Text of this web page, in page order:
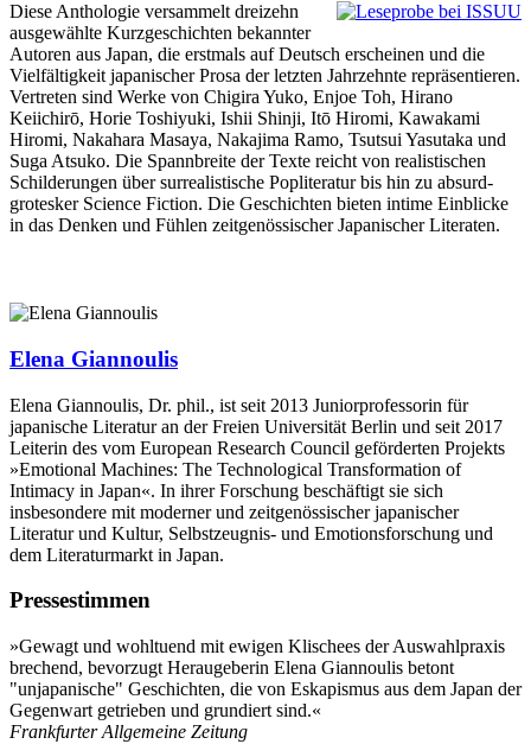
Diese Anthologie versammelt dreizehn
ausgewählte Kurzgeschichten bekannter
Autoren aus Japan, die erstmals auf Deutsch erscheinen und die
Vielfältigkeit japanischer Prosa der letzten Jahrzehnte repräsentieren.
Vertreten sind Werke von Chigira Yuko, Enjoe Toh, Hirano
Keiichirō, Horie Toshiyuki, Ishii Shinji, Itō Hiromi, Kawakami
Hiromi, Nakahara Masaya, Nakajima Ramo, Tsutsui Yasutaka und
Suga Atsuko. Die Spannbreite der Texte reicht von realistischen
Schilderungen über surrealistische Popliteratur bis hin zu absurd-
grotesker Science Fiction. Die Geschichten bieten intime Einblicke
in das Denken und Fühlen zeitgenössischer Japanischer Literaten.
Elena Giannoulis
Elena Giannoulis, Dr. phil., ist seit 2013 Juniorprofessorin für
japanische Literatur an der Freien Universität Berlin und seit 2017
Leiterin des vom European Research Council geförderten Projekts
»Emotional Machines: The Technological Transformation of
Intimacy in Japan«. In ihrer Forschung beschäftigt sie sich
insbesondere mit moderner und zeitgenössischer japanischer
Literatur und Kultur, Selbstzeugnis- und Emotionsforschung und
dem Literaturmarkt in Japan.
Pressestimmen
»Gewagt und wohltuend mit ewigen Klischees der Auswahlpraxis
brechend, bevorzugt Heraugeberin Elena Giannoulis betont
"unjapanische" Geschichten, die von Eskapismus aus dem Japan der
Gegenwart getrieben und grundiert sind.«
Frankfurter Allgemeine Zeitung